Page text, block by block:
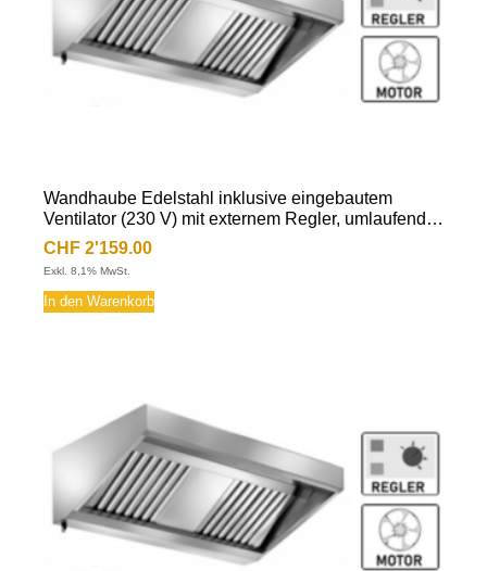
Wandhaube Edelstahl inklusive eingebautem
Ventilator (230 V) mit externem Regler, umlaufende
Fettauffangrinne, herausnehmbare
Flammschutzfilter Typ-B, Beleuchtung mit
Leuchtstoffröhre, Fettablassventil
CHF 2'159.00
Exkl. 8,1% MwSt.
In den Warenkorb